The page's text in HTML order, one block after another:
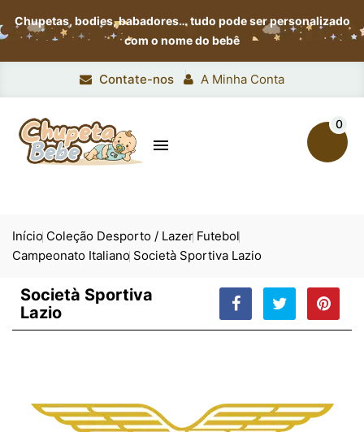
Chupetas, bodies, babadores…tudo pode ser personalizado
com o nome do bebê
Contate-nos A Minha Conta

0
Início Coleção Desporto / Lazer Futebol
Campeonato Italiano Società Sportiva Lazio
Società Sportiva
Lazio